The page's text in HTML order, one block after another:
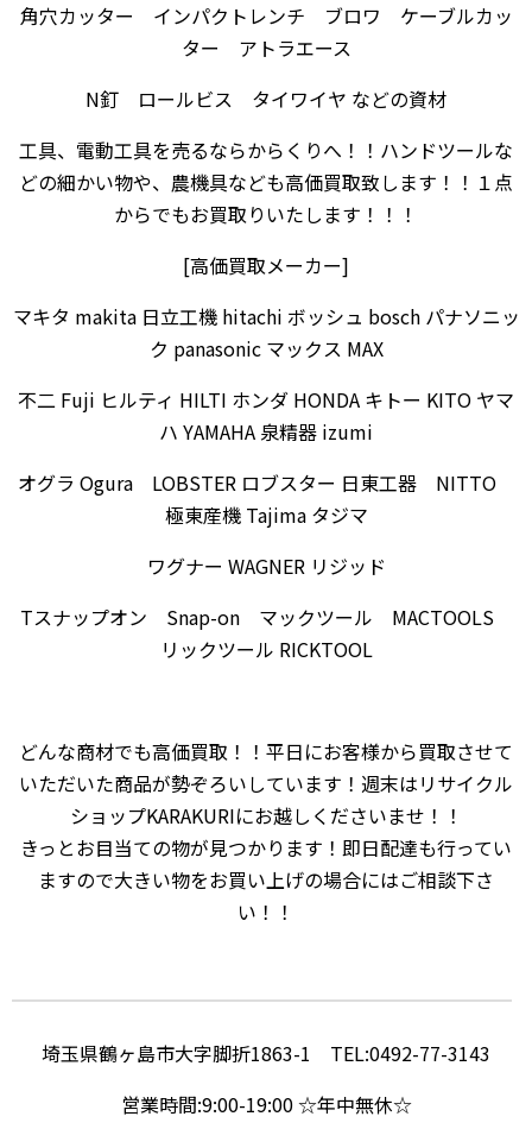
角穴カッター インパクトレンチ ブロワ ケーブルカッ
ター アトラエース
N釘 ロールビス タイワイヤ などの資材
工具、電動工具を売るならからくりへ！！ハンドツールな
どの細かい物や、農機具なども高価買取致します！！１点
からでもお買取りいたします！！！
[高価買取メーカー]
マキタ makita 日立工機 hitachi ボッシュ bosch パナソニッ
ク panasonic マックス MAX
不二 Fuji ヒルティ HILTI ホンダ HONDA キトー KITO ヤマ
ハ YAMAHA 泉精器 izumi
オグラ Ogura LOBSTER ロブスター 日東工器 NITTO
極東産機 Tajima タジマ
ワグナー WAGNER リジッド
Tスナップオン Snap-on マックツール MACTOOLS
リックツール RICKTOOL
どんな商材でも高価買取！！平日にお客様から買取させて
いただいた商品が勢ぞろいしています！週末はリサイクル
ショップKARAKURIにお越しくださいませ！！
きっとお目当ての物が見つかります！即日配達も行ってい
ますので大きい物をお買い上げの場合にはご相談下さ
い！！
埼玉県鶴ヶ島市大字脚折1863-1 TEL:0492-77-3143
営業時間:9:00-19:00 ☆年中無休☆